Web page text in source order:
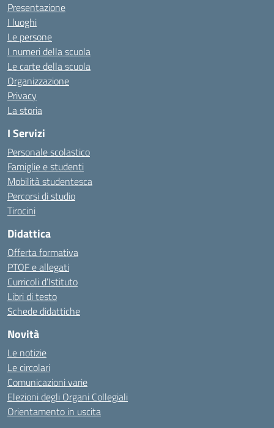
Presentazione
I luoghi
Le persone
I numeri della scuola
Le carte della scuola
Organizzazione
Privacy
La storia
I Servizi
Personale scolastico
Famiglie e studenti
Mobilità studentesca
Percorsi di studio
Tirocini
Didattica
Offerta formativa
PTOF e allegati
Curricoli d’Istituto
Libri di testo
Schede didattiche
Novità
Le notizie
Le circolari
Comunicazioni varie
Elezioni degli Organi Collegiali
Orientamento in uscita